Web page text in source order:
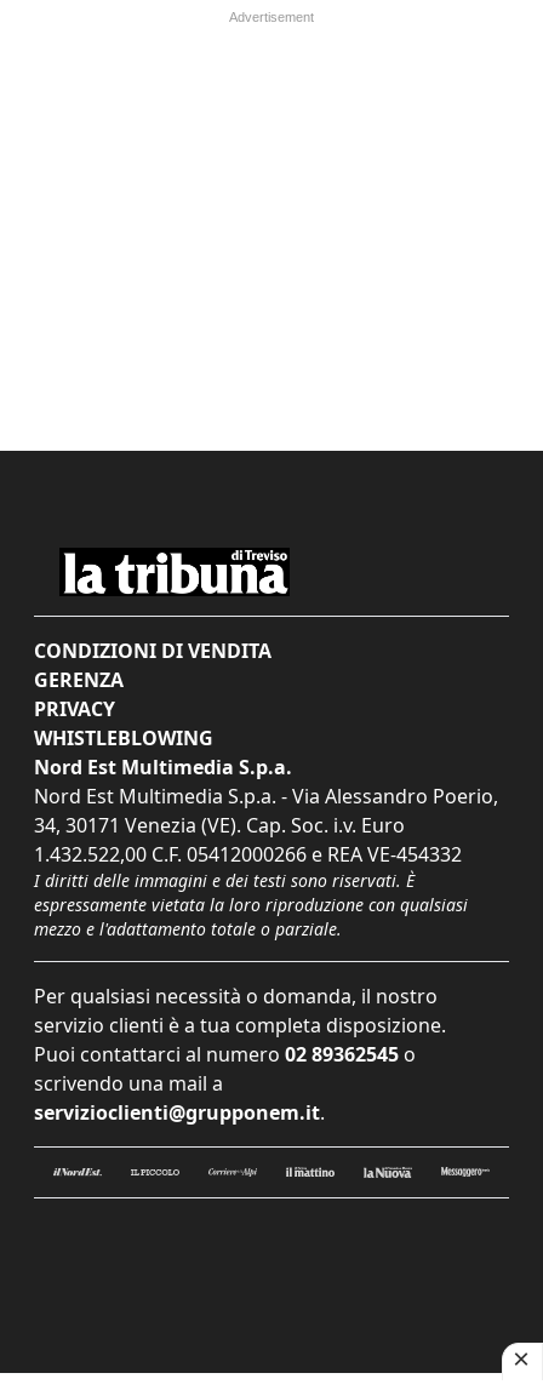
CONDIZIONI DI VENDITA
GERENZA
PRIVACY
WHISTLEBLOWING
Nord Est Multimedia S.p.a.
Nord Est Multimedia S.p.a. - Via Alessandro Poerio,
34, 30171 Venezia (VE). Cap. Soc. i.v. Euro
1.432.522,00 C.F. 05412000266 e REA VE-454332
I diritti delle immagini e dei testi sono riservati. È
espressamente vietata la loro riproduzione con qualsiasi
mezzo e l'adattamento totale o parziale.
Per qualsiasi necessità o domanda, il nostro
servizio clienti è a tua completa disposizione.
Puoi contattarci al numero 02 89362545 o
scrivendo una mail a
servizioclienti@grupponem.it.